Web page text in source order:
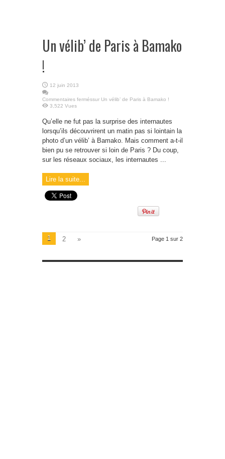
Un vélib’ de Paris à Bamako
!
12 juin 2013
Commentaires ferméssur Un vélib’ de Paris à Bamako !
3,522 Vues
Qu’elle ne fut pas la surprise des internautes
lorsqu’ils découvrirent un matin pas si lointain la
photo d’un vélib’ à Bamako. Mais comment a-t-il
bien pu se retrouver si loin de Paris ? Du coup,
sur les réseaux sociaux, les internautes ...
Lire la suite...
Page 1 sur 2
1 2 »